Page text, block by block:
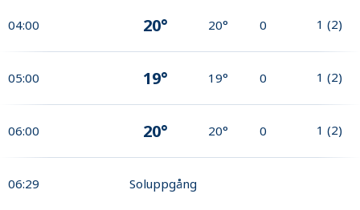
04:00 20° 20° 0 1 (2)
05:00 19° 19° 0 1 (2)
06:00 20° 20° 0 1 (2)
06:29 Soluppgång